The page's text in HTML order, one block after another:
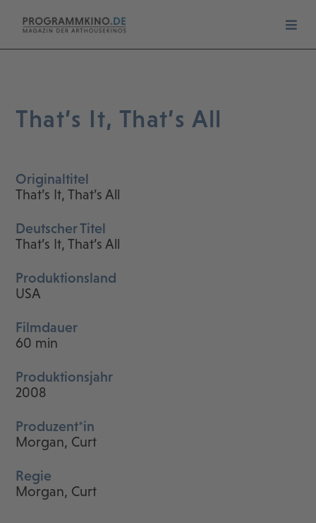
That’s It, That’s All
Originaltitel
That’s It, That’s All
Deutscher Titel
That’s It, That’s All
Produktionsland
USA
Filmdauer
60 min
Produktionsjahr
2008
Produzent*in
Morgan, Curt
Regie
Morgan, Curt